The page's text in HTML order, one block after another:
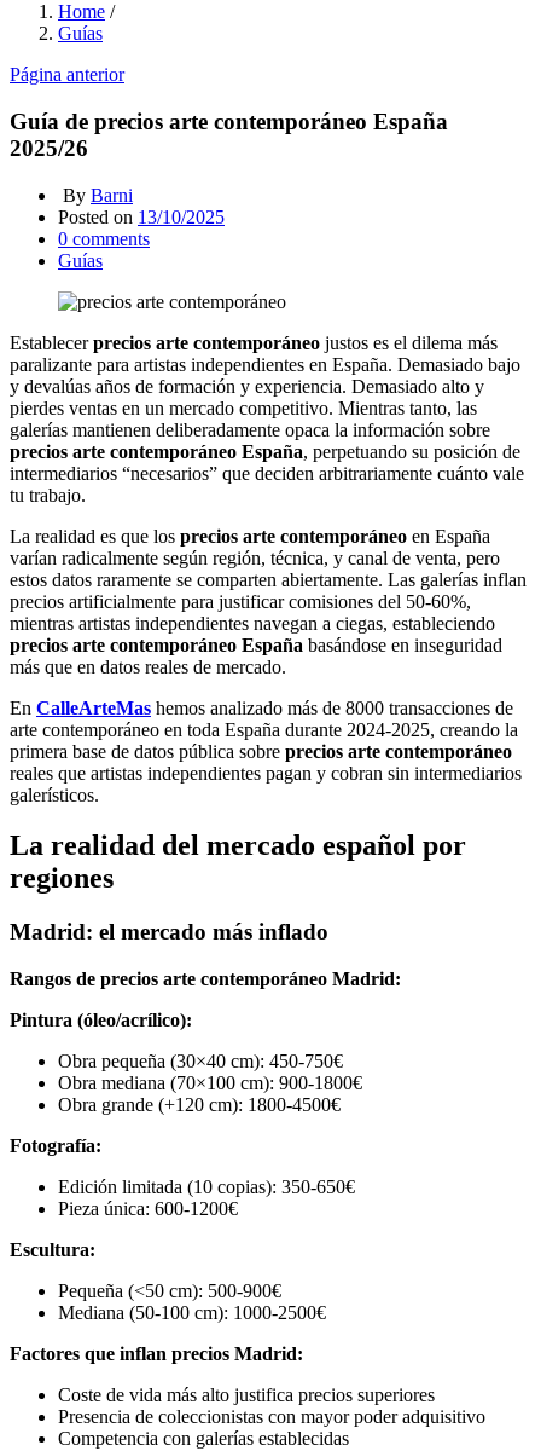
Home /
Guías
Página anterior
Guía de precios arte contemporáneo España
2025/26
By Barni
Posted on 13/10/2025
0 comments
Guías
Establecerprecios arte contemporáneo justos es el dilema más
paralizante para artistas independientes en España. Demasiado bajo
y devalúas años de formación y experiencia. Demasiado alto y
pierdes ventas en un mercado competitivo. Mientras tanto, las
galerías mantienen deliberadamente opaca la información sobre
precios arte contemporáneo España, perpetuando su posición de
intermediarios “necesarios” que deciden arbitrariamente cuánto vale
tu trabajo.
La realidad es que los precios arte contemporáneo en España
varían radicalmente según región, técnica, y canal de venta, pero
estos datos raramente se comparten abiertamente. Las galerías inflan
precios artificialmente para justificar comisiones del 50-60%,
mientras artistas independientes navegan a ciegas, estableciendo
precios arte contemporáneo España basándose en inseguridad
más que en datos reales de mercado.
En CalleArteMas hemos analizado más de 8000 transacciones de
arte contemporáneo en toda España durante 2024-2025, creando la
primera base de datos pública sobre precios arte contemporáneo
reales que artistas independientes pagan y cobran sin intermediarios
galerísticos.
La realidad del mercado español por
regiones
Madrid: el mercado más inflado
Rangos de precios arte contemporáneo Madrid:
Pintura (óleo/acrílico):
Obra pequeña (30×40 cm): 450-750€
Obra mediana (70×100 cm): 900-1800€
Obra grande (+120 cm): 1800-4500€
Fotografía:
Edición limitada (10 copias): 350-650€
Pieza única: 600-1200€
Escultura:
Pequeña (<50 cm): 500-900€
Mediana (50-100 cm): 1000-2500€
Factores que inflan precios Madrid:
Coste de vida más alto justifica precios superiores
Presencia de coleccionistas con mayor poder adquisitivo
Competencia con galerías establecidas